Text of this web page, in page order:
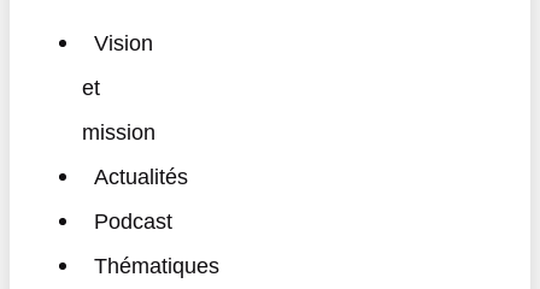
Vision
et
mission
Actualités
Podcast
Thématiques